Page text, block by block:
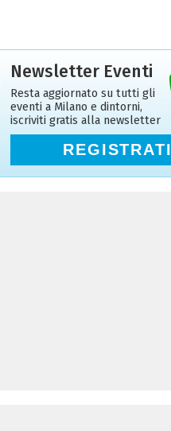
Newsletter Eventi
Resta aggiornato su tutti gli
eventi a Milano e dintorni,
iscriviti gratis alla newsletter
REGISTRATI